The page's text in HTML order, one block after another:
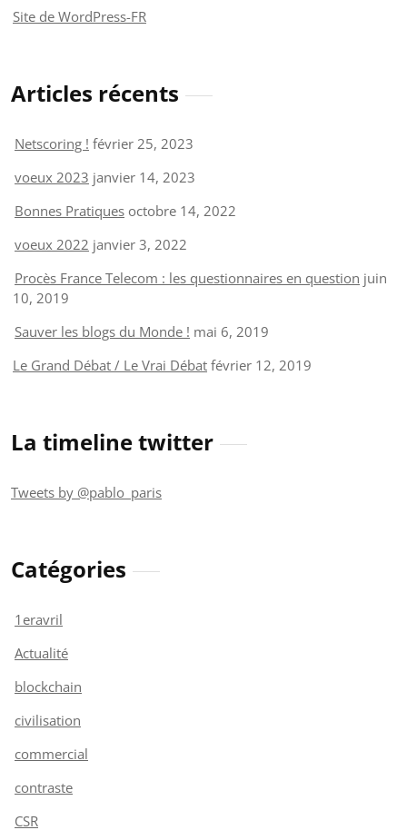
Site de WordPress-FR
Articles récents
Netscoring ! février 25, 2023
voeux 2023 janvier 14, 2023
Bonnes Pratiques octobre 14, 2022
voeux 2022 janvier 3, 2022
Procès France Telecom : les questionnaires en question juin
10, 2019
Sauver les blogs du Monde ! mai 6, 2019
Le Grand Débat / Le Vrai Débat février 12, 2019
La timeline twitter
Tweets by @pablo_paris
Catégories
1eravril
Actualité
blockchain
civilisation
commercial
contraste
CSR